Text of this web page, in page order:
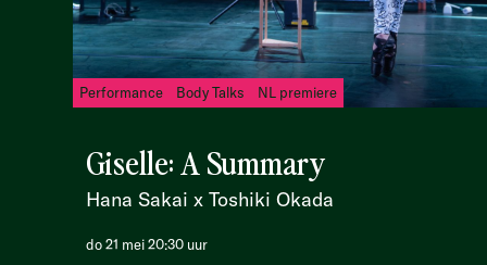
Performance Body Talks NL premiere
Giselle: A Summary
Hana Sakai x Toshiki Okada
do 21 mei 20:30 uur